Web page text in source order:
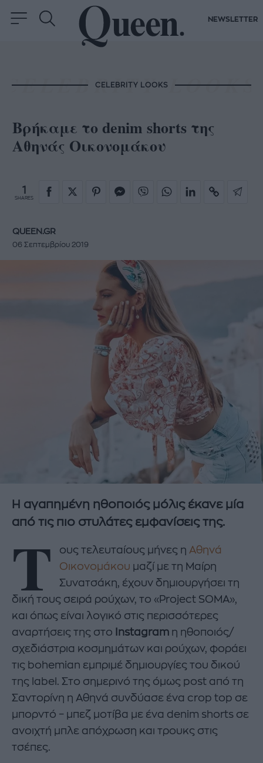
NEWSLETTER
CELEBRITY LOOKS
Bρήκαμε το denim shorts της
Αθηνάς Οικονομάκου
1
SHARES
QUEEN.GR
06 Σεπτεμβρίου 2019
Η αγαπημένη ηθοποιός μόλις έκανε μία
από τις πιο στυλάτες εμφανίσεις της.
Τ ους τελευταίους μήνες η Αθηνά
Οικονομάκου μαζί με τη Μαίρη
Συνατσάκη, έχουν δημιουργήσει τη
δική τους σειρά ρούχων, το «Project SOMA»,
και όπως είναι λογικό στις περισσότερες
αναρτήσεις της στο
Instagram η ηθοποιός/
σχεδιάστρια κοσμημάτων και ρούχων, φοράει
τις bohemian εμπριμέ δημιουργίες του δικού
της label. Στο σημερινό της όμως post από τη
Σαντορίνη η Αθηνά συνδύασε ένα crop top σε
μπορντό – μπεζ μοτίβα με ένα denim shorts σε
ανοιχτή μπλε απόχρωση και τρουκς στις
τσέπες.